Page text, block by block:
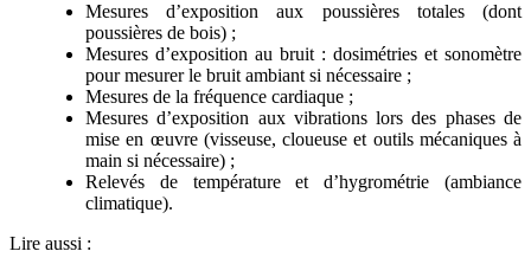
Mesures d’exposition aux poussières totales (dont
poussières de bois) ;
Mesures d’exposition au bruit : dosimétries et sonomètre
pour mesurer le bruit ambiant si nécessaire ;
Mesures de la fréquence cardiaque ;
Mesures d’exposition aux vibrations lors des phases de
mise en œuvre (visseuse, cloueuse et outils mécaniques à
main si nécessaire) ;
Relevés de température et d’hygrométrie (ambiance
climatique).
Lire aussi :